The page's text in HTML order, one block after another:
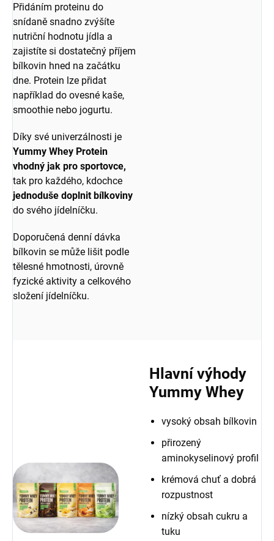
Přidáním proteinu do
snídaně snadno zvýšíte
nutriční hodnotu jídla a
zajistíte si dostatečný příjem
bílkovin hned na začátku
dne. Protein lze přidat
například do ovesné kaše,
smoothie nebo jogurtu.
Díky své univerzálnosti je
Yummy Whey Protein
vhodný jak pro sportovce,
tak pro každého, kdochce
jednoduše doplnit bílkoviny
do svého jídelníčku.
Doporučená denní dávka
bílkovin se může lišit podle
tělesné hmotnosti, úrovně
fyzické aktivity a celkového
složení jídelníčku.
Hlavní výhody
Yummy Whey
vysoký obsah bílkovin
přirozený
aminokyselinový profil
krémová chuť a dobrá
rozpustnost
nízký obsah cukru a
tuku